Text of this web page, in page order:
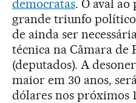
democratas. O aval
grande triunfo
de ainda ser
técnica na Câmara de
(deputados). A
maior em 30 anos,
dólares nos próximos